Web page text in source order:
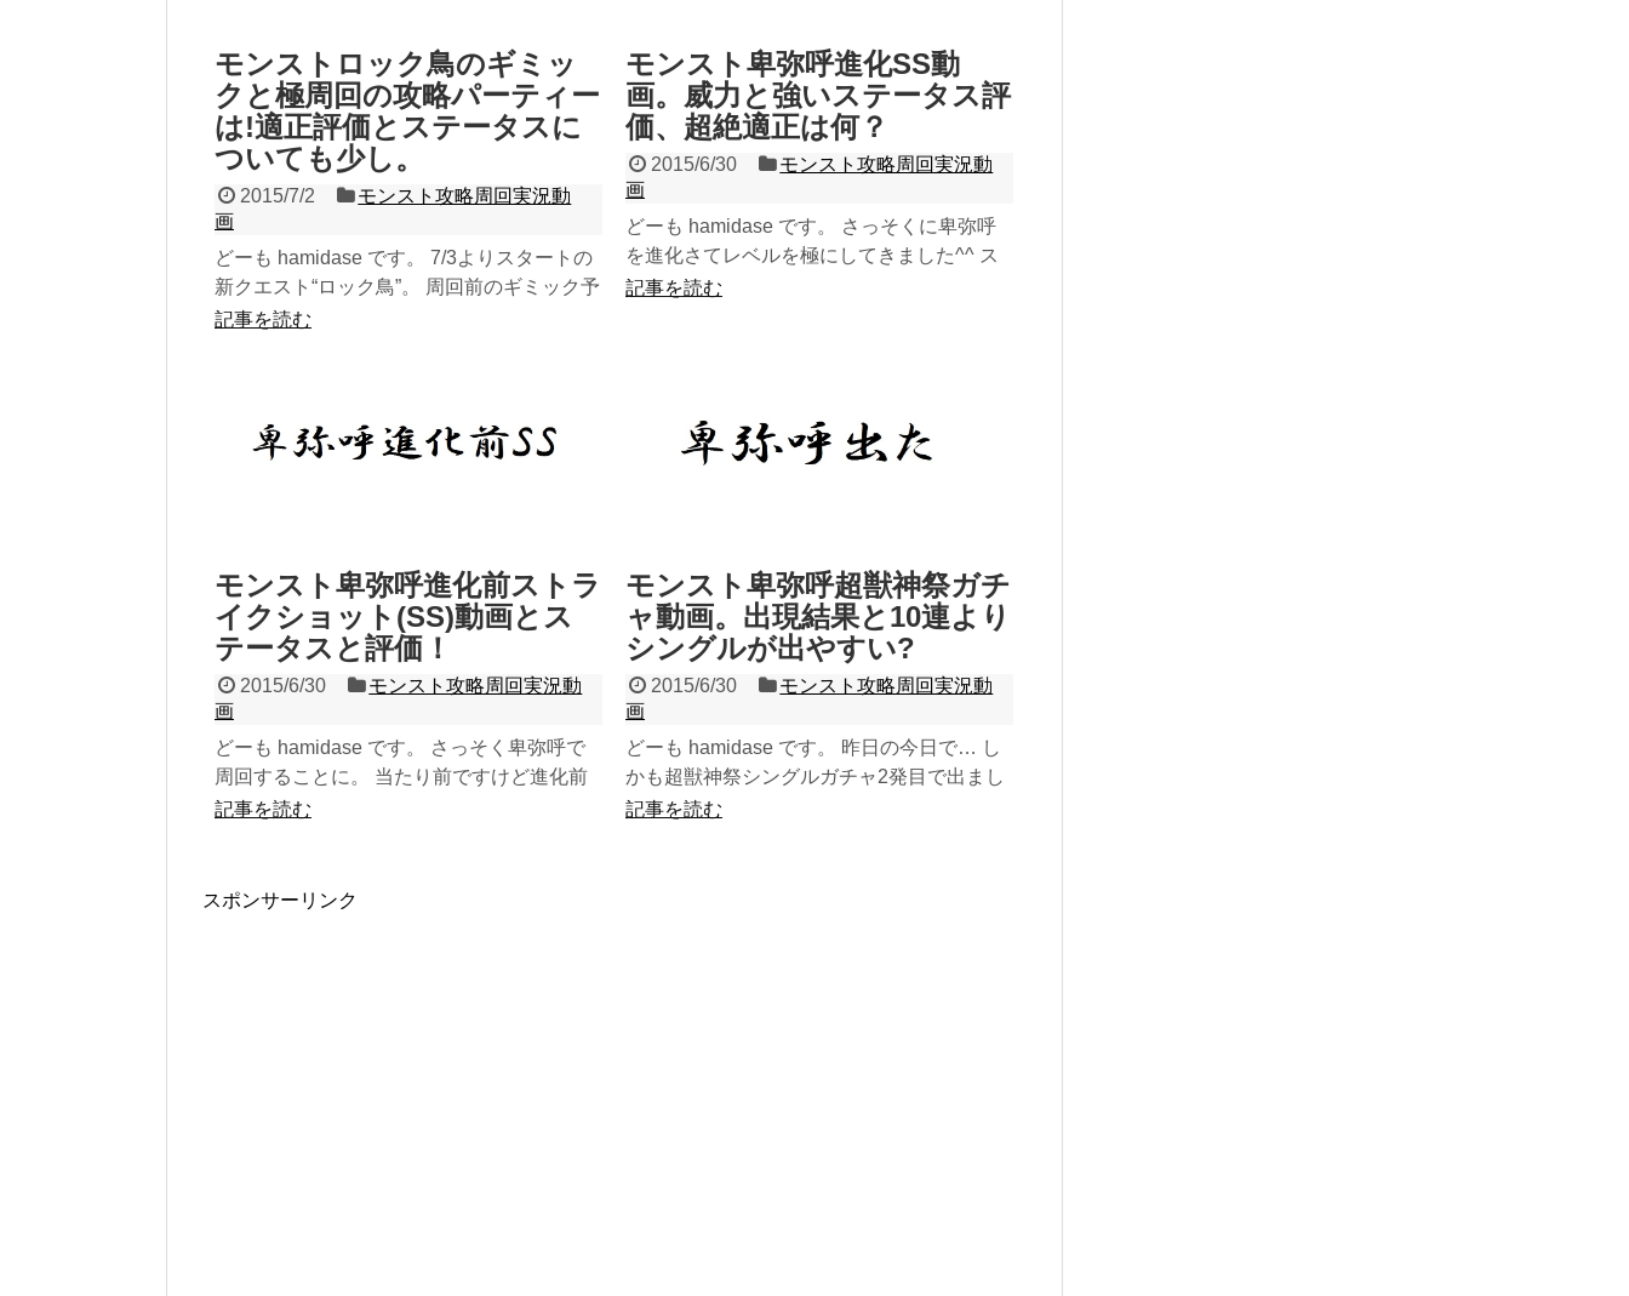
モンストロック鳥のギミッ
クと極周回の攻略パーティー
は!適正評価とステータスに
ついても少し。
2015/7/2
モンスト攻略周回実況動
画
どーも hamidase です。 7/3よりスタートの
新クエスト“ロック鳥”。 周回前のギミック予
想と実際に周回した後のギミック...
記事を読む
モンスト卑弥呼進化SS動
画。威力と強いステータス評
価、超絶適正は何？
2015/6/30
モンスト攻略周回実況動
画
どーも hamidase です。 さっそくに卑弥呼
を進化さてレベルを極にしてきました^^ ス
テータス自体はかなり強いみたいですが...
記事を読む
モンスト卑弥呼進化前ストラ
イクショット(SS)動画とス
テータスと評価！
2015/6/30
モンスト攻略周回実況動
画
どーも hamidase です。 さっそく卑弥呼で
周回することに。 当たり前ですけど進化前
はやっぱり弱いw
記事を読む
モンスト卑弥呼超獣神祭ガチ
ャ動画。出現結果と10連より
シングルが出やすい?
2015/6/30
モンスト攻略周回実況動
画
どーも hamidase です。 昨日の今日で… し
かも超獣神祭シングルガチャ2発目で出まし
たよ！卑弥呼！ いやぁ、嬉しす...
記事を読む
スポンサーリンク